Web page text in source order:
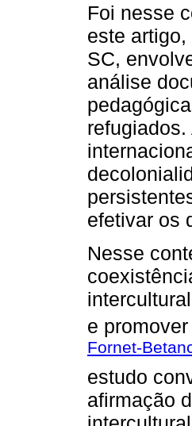
Foi nesse
este
SC,
análise
efetivar os
Nesse
e
Fornet-
estudo
afirmação